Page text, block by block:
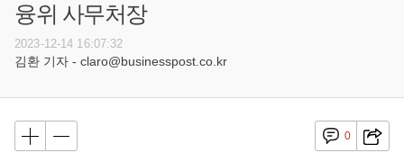
융위 사무처장
2023-12-14 16:07:32
김환 기자 - claro@businesspost.co.kr
0